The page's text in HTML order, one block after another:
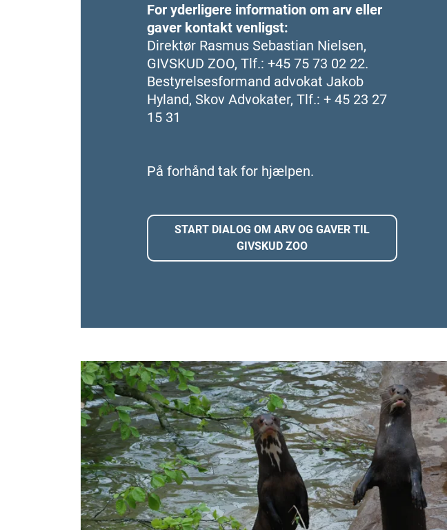
For yderligere information om arv eller
gaver kontakt venligst:
Direktør Rasmus Sebastian Nielsen,
GIVSKUD ZOO, Tlf.: +45 75 73 02 22.
Bestyrelsesformand advokat Jakob
Hyland, Skov Advokater, Tlf.: + 45 23 27
15 31
På forhånd tak for hjælpen.
START DIALOG OM ARV OG GAVER TIL
GIVSKUD ZOO